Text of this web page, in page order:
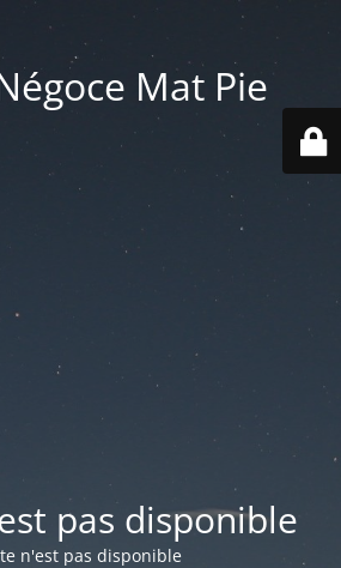
Mat Pie
pas disponible
n'est pas disponible